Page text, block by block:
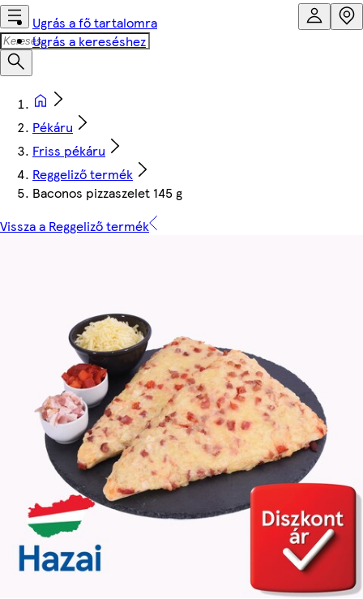
Ugrás a fő tartalomra
Ugrás a kereséshez
Pékáru
Friss pékáru
Reggeliző termék
Baconos pizzaszelet 145 g
Vissza a Reggeliző termék